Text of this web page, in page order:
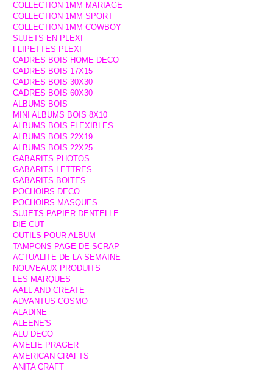
COLLECTION 1MM MARIAGE
COLLECTION 1MM SPORT
COLLECTION 1MM COWBOY
SUJETS EN PLEXI
FLIPETTES PLEXI
CADRES BOIS HOME DECO
CADRES BOIS 17X15
CADRES BOIS 30X30
CADRES BOIS 60X30
ALBUMS BOIS
MINI ALBUMS BOIS 8X10
ALBUMS BOIS FLEXIBLES
ALBUMS BOIS 22X19
ALBUMS BOIS 22X25
GABARITS PHOTOS
GABARITS LETTRES
GABARITS BOITES
POCHOIRS DECO
POCHOIRS MASQUES
SUJETS PAPIER DENTELLE
DIE CUT
OUTILS POUR ALBUM
TAMPONS PAGE DE SCRAP
ACTUALITE DE LA SEMAINE
NOUVEAUX PRODUITS
LES MARQUES
AALL AND CREATE
ADVANTUS COSMO
ALADINE
ALEENE'S
ALU DECO
AMELIE PRAGER
AMERICAN CRAFTS
ANITA CRAFT